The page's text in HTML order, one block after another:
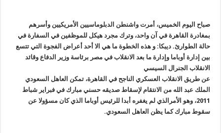
صباح اليوم الخميس، أمرت واشنطن الدبلوماسيين الأمريكيين وأسرهم
بمغادرة القاهرة في آن واحد، وترك مجرد هيكل للموظفين في السفارة في
حالة الطوارئ. ديبكا: و هذه الخطوة ما هي الا أحد أعراض الفجوة التي تتسع
بين إدارة أوباما وإدارة ما بعد الانقلاب في مصر برئاسة وزير الدفاع وقائد
الانقلاب الجنرال السيسي
عن طريق الانقلاب العسكري الناجح في القاهرة، تمكن العاهل السعودي
الملك عبد الله من الانتقام لإسقاط صديقه حسني مبارك في فبراير شباط
2011، وهو الأمرالذي لم يغفره أبدا للرئيس أوباما الذي كان مسؤولا عن
سقوط مبارك كما يظن العاهل السعودي.